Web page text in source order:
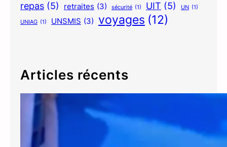
repas (5) retraites (3) sécurité (1) UIT (5) UN (1)
UNIAG (1) UNSMIS (3) voyages (12)
Articles récents